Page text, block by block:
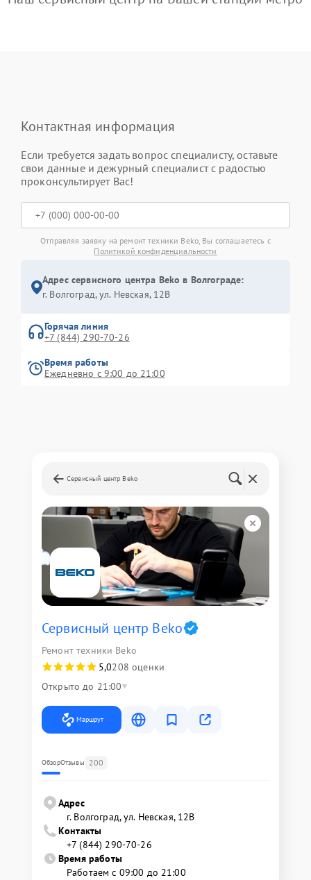
Контактная информация
Если требуется задать вопрос специалисту, оставьте
свои данные и дежурный специалист с радостью
проконсультирует Вас!
Отправляя заявку на ремонт техники Beko, Вы соглашаетесь с
Политикой конфиденциальности
Адрес сервисного центра Beko в Волгограде:
г. Волгоград, ул. Невская, 12В
Горячая линия
+7 (844) 290-70-26
Время работы
Ежедневно с 9:00 до 21:00
Сервисный центр Beko
Сервисный центр Beko
Ремонт техники Beko
5,0208 оценки
Открыто до 21:00
Маршрут
ОбзорОтзывы 200
Адрес
г. Волгоград, ул. Невская, 12В
Контакты
+7 (844) 290-70-26
Время работы
Работаем с 09:00 до 21:00